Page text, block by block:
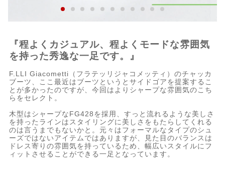
『程よくカジュアル、程よくモードな雰囲気
を持った秀逸な一足です。』
F.LLI Giacometti（フラテッリジャコメッティ）のチャッカ
ブーツ、ここ最近はブーツというとサイドゴアを提案するこ
とが多かったのですが、今回はよりシャープな雰囲気のこち
らをセレクト。
木型はシャープなFG428を採用、すっと流れるような美しさ
を持ったラインはスタイリングに美しさをもたらしてくれる
のは言うまでもないかと。元々はフォーマルなタイプのシュ
ーズではないアイテムではありますが、見た目のバランスは
ドレス寄りの雰囲気を持っているため、幅広いスタイルにフ
ィットさせることができる一足となっています。